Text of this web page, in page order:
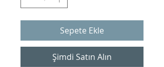
Sepete Ekle
Şimdi Satın Alın